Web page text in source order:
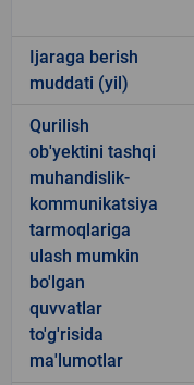
Ijaraga berish
muddati (yil)
Qurilish
ob'yektini tashqi
muhandislik-
kommunikatsiya
tarmoqlariga
ulash mumkin
bo'lgan
quvvatlar
to'g'risida
ma'lumotlar